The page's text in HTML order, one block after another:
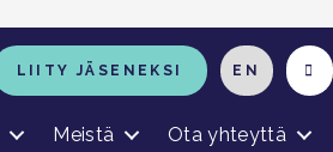
LIITY JÄSENEKSI EN
Meistä Ota yhteyttä